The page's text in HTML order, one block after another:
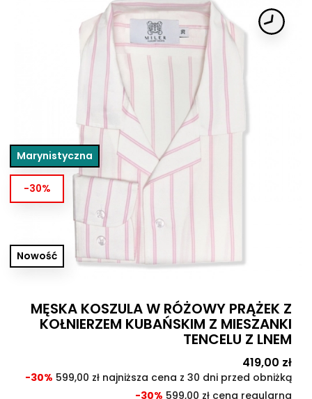
Marynistyczna
-30%
Nowość
MĘSKA KOSZULA W RÓŻOWY PRĄŻEK Z
KOŁNIERZEM KUBAŃSKIM Z MIESZANKI
TENCELU Z LNEM
Cena
419,00 zł
-30% 599,00 zł najniższa cena z 30 dni przed obniżką
-30% 599,00 zł cena regularna